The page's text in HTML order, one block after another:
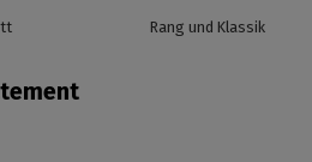
Rang und Klassik